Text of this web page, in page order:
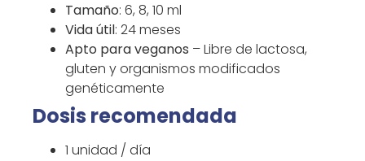
Tamaño: 6, 8, 10 ml
Vida útil: 24 meses
Apto para veganos – Libre de lactosa,
gluten y organismos modificados
genéticamente
Dosis recomendada
1 unidad / día